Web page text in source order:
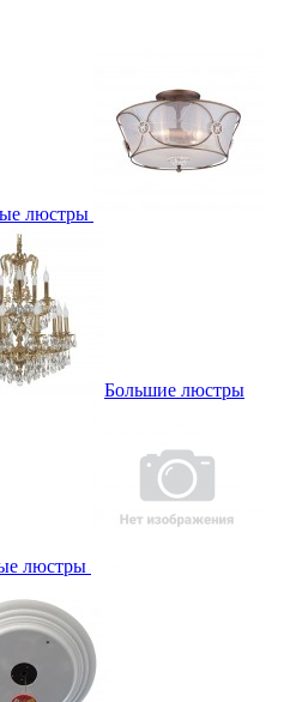
люстры
Большие люстры
люстры